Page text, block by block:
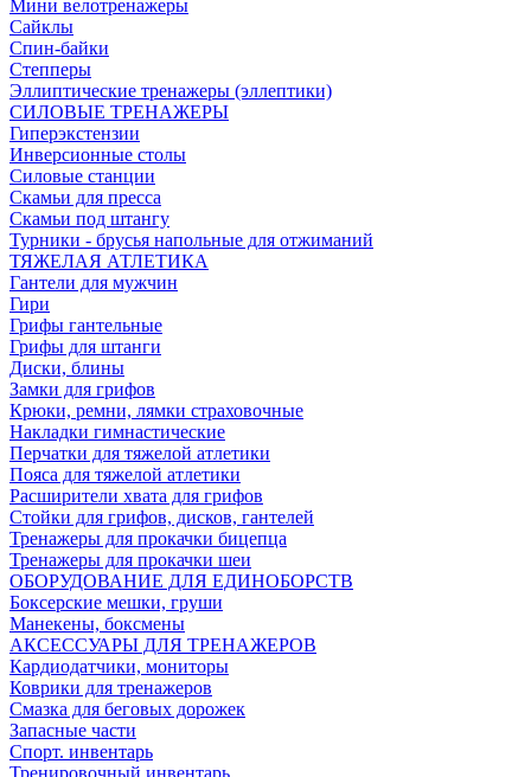
Мини велотренажеры
Сайклы
Спин-байки
Степперы
Эллиптические тренажеры (эллептики)
СИЛОВЫЕ ТРЕНАЖЕРЫ
Гиперэкстензии
Инверсионные столы
Силовые станции
Скамьи для пресса
Скамьи под штангу
Турники - брусья напольные для отжиманий
ТЯЖЕЛАЯ АТЛЕТИКА
Гантели для мужчин
Гири
Грифы гантельные
Грифы для штанги
Диски, блины
Замки для грифов
Крюки, ремни, лямки страховочные
Накладки гимнастические
Перчатки для тяжелой атлетики
Пояса для тяжелой атлетики
Расширители хвата для грифов
Стойки для грифов, дисков, гантелей
Тренажеры для прокачки бицепца
Тренажеры для прокачки шеи
ОБОРУДОВАНИЕ ДЛЯ ЕДИНОБОРСТВ
Боксерские мешки, груши
Манекены, боксмены
АКСЕССУАРЫ ДЛЯ ТРЕНАЖЕРОВ
Кардиодатчики, мониторы
Коврики для тренажеров
Смазка для беговых дорожек
Запасные части
Спорт. инвентарь
Тренировочный инвентарь